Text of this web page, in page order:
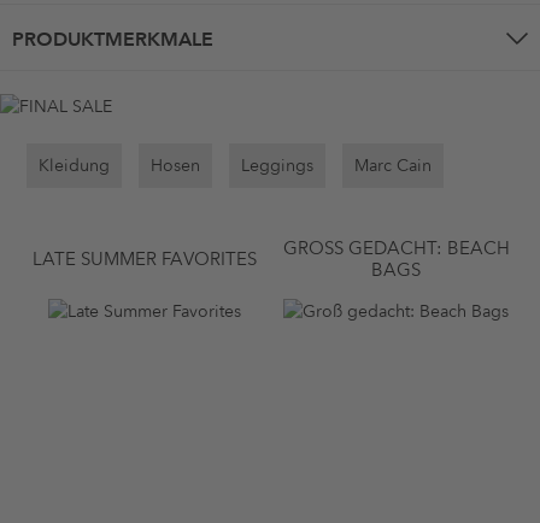
PRODUKTMERKMALE
Kleidung Hosen Leggings Marc Cain
LATE SUMMER FAVORITES
GROSS GEDACHT: BEACH B
AGS